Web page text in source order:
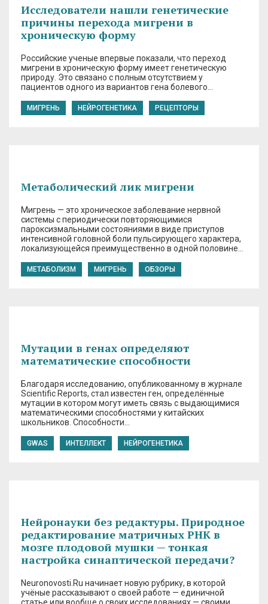
Исследователи нашли генетические
причины перехода мигрени в
хроническую форму
Российские ученые впервые показали, что переход
мигрени в хроническую форму имеет генетическую
природу. Это связано с полным отсутствием у
пациентов одного из вариантов гена болевого…
МИГРЕНЬ НЕЙРОГЕНЕТИКА РЕЦЕПТОРЫ
Метаболический лик мигрени
Мигрень — это хроническое заболевание нервной
системы с периодически повторяющимися
пароксизмальными состояниями в виде приступов
интенсивной головной боли пульсирующего характера,
локализующейся преимущественно в одной половине…
МЕТАБОЛИЗМ МИГРЕНЬ ОБЗОРЫ
Мутации в генах определяют
математические способности
Благодаря исследованию, опубликованному в журнале
Scientific Reports, стал известен ген, определённые
мутации в котором могут иметь связь с выдающимися
математическими способностями у китайских
школьников. Способности…
GWAS ИНТЕЛЛЕКТ НЕЙРОГЕНЕТИКА
Нейронауки без редактуры. Природное
редактирование матричных РНК в
мозге плодовой мушки — тонкая
настройка синаптической передачи?
Neuronovosti.Ru начинает новую рубрику, в которой
учёные рассказывают о своей работе — единичной